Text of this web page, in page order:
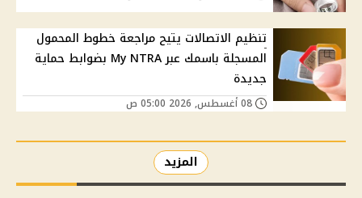
تنظيم الاتصالات يتيح مراجعة خطوط المحمول
المسجلة باسمك عبر My NTRA بضوابط حماية
جديدة
المزيد